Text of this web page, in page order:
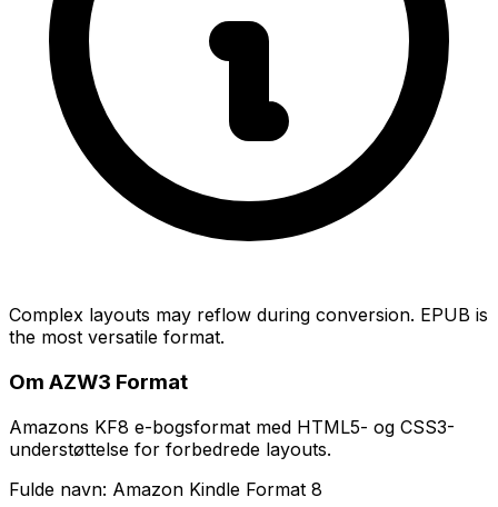
Complex layouts may reflow during conversion. EPUB is
the most versatile format.
Om AZW3 Format
Amazons KF8 e-bogsformat med HTML5- og CSS3-
understøttelse for forbedrede layouts.
Fulde navn: Amazon Kindle Format 8